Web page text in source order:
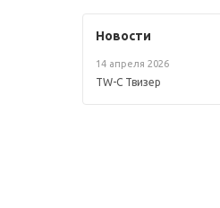
Новости
14 апреля 2026
TW-C Твизер